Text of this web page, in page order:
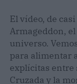
El vídeo, de
Armageddon,
universo.
para alimentar
explícitas entre
Cruzada y la